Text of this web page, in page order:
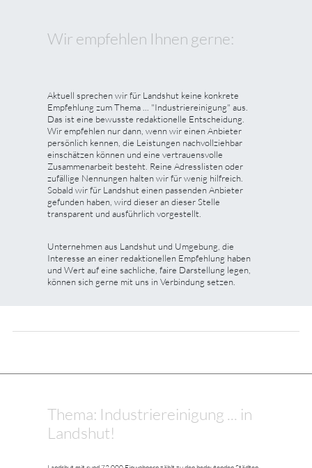
Wir empfehlen Ihnen gerne:
Aktuell sprechen wir für Landshut keine konkrete
Empfehlung zum Thema ... "Industriereinigung" aus.
Das ist eine bewusste redaktionelle Entscheidung.
Wir empfehlen nur dann, wenn wir einen Anbieter
persönlich kennen, die Leistungen nachvollziehbar
einschätzen können und eine vertrauensvolle
Zusammenarbeit besteht. Reine Adresslisten oder
zufällige Nennungen halten wir für wenig hilfreich.
Sobald wir für Landshut einen passenden Anbieter
gefunden haben, wird dieser an dieser Stelle
transparent und ausführlich vorgestellt.
Unternehmen aus Landshut und Umgebung, die
Interesse an einer redaktionellen Empfehlung haben
und Wert auf eine sachliche, faire Darstellung legen,
können sich gerne mit uns in Verbindung setzen.
Thema: Industriereinigung ... in
Landshut!